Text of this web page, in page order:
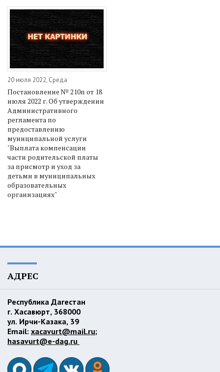
20 июля 2022, Среда
Постановление № 210п от 18
июля 2022 г. Об утверждении
Административного
регламента по
предоставлению
муниципальной услуги
"Выплата компенсации
части родительской платы
за присмотр и уход за
детьми в муниципальных
образовательных
организациях"
АДРЕС
Республика Дагестан
г. Хасавюрт, 368000
ул. Ирчи-Казака, 39
Email: xacavurt@mail.ru;
hasavurt@e-dag.ru